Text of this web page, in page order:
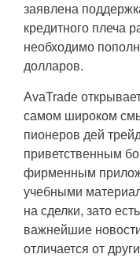
заявлена
кредитного плеча
необходимо
долларов.
AvaTrade
самом широком
пионеров дей
приветственным
фирменным
учебными
на сделки, зато
важнейшие
отличается от